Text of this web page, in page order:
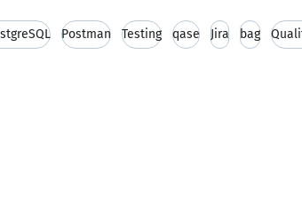
Postman Testing qase Jira bag